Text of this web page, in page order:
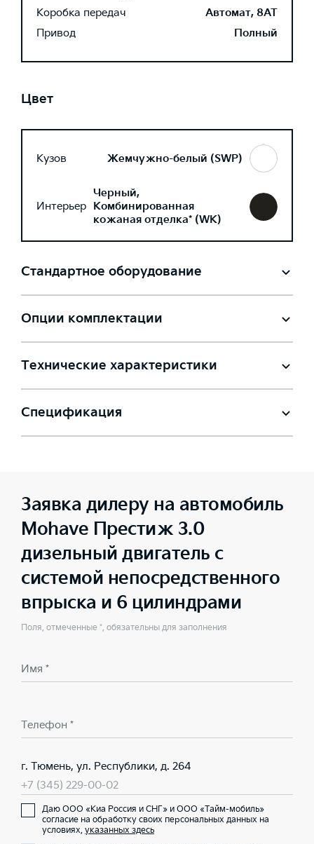
Коробка передач
Автомат, 8AT
Привод
Полный
Цвет
Кузов Жемчужно-белый (SWP)
Интерьер
Черный,
Комбинированная
кожаная отделка* (WK)
Стандартное оборудование
Опции комплектации
Технические характеристики
Спецификация
Заявка дилеру на автомобиль
Mohave Престиж 3.0
дизельный двигатель с
системой непосредственного
впрыска и 6 цилиндрами
Поля, отмеченные *, обязательны для заполнения
Имя *
Телефон *
г. Тюмень, ул. Республики, д. 264
+7 (345) 229-00-02
Даю ООО «Киа Россия и СНГ» и ООО «Тайм-мобиль»
согласие на обработку своих персональных данных на
условиях, указанных здесь